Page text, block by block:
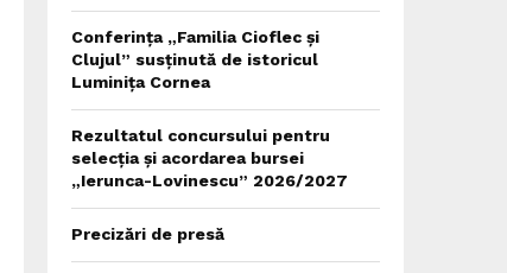
Conferința „Familia Cioflec și
Clujul” susținută de istoricul
Luminița Cornea
Rezultatul concursului pentru
selecția și acordarea bursei
„Ierunca-Lovinescu” 2026/2027
Precizări de presă